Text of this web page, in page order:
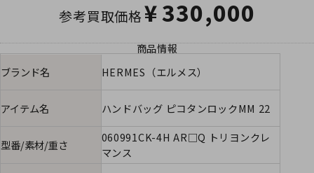
参考買取価格¥330,000
商品情報
ブランド名
HERMES（エルメス）
アイテム名 ハンドバッグ ピコタンロックMM 22
型番/素材/重さ
060991CK-4H AR□Q トリヨンクレ
マンス